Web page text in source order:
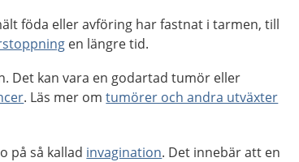
föda eller avföring har fastnat i tarmen, till
en längre tid.
Det kan vara en godartad tumör eller
. Läs mer omtumörer och andra utväxter
på så kallad invagination. Det innebär att en